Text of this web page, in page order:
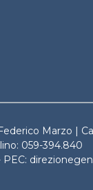
Marzo |
059-394.840